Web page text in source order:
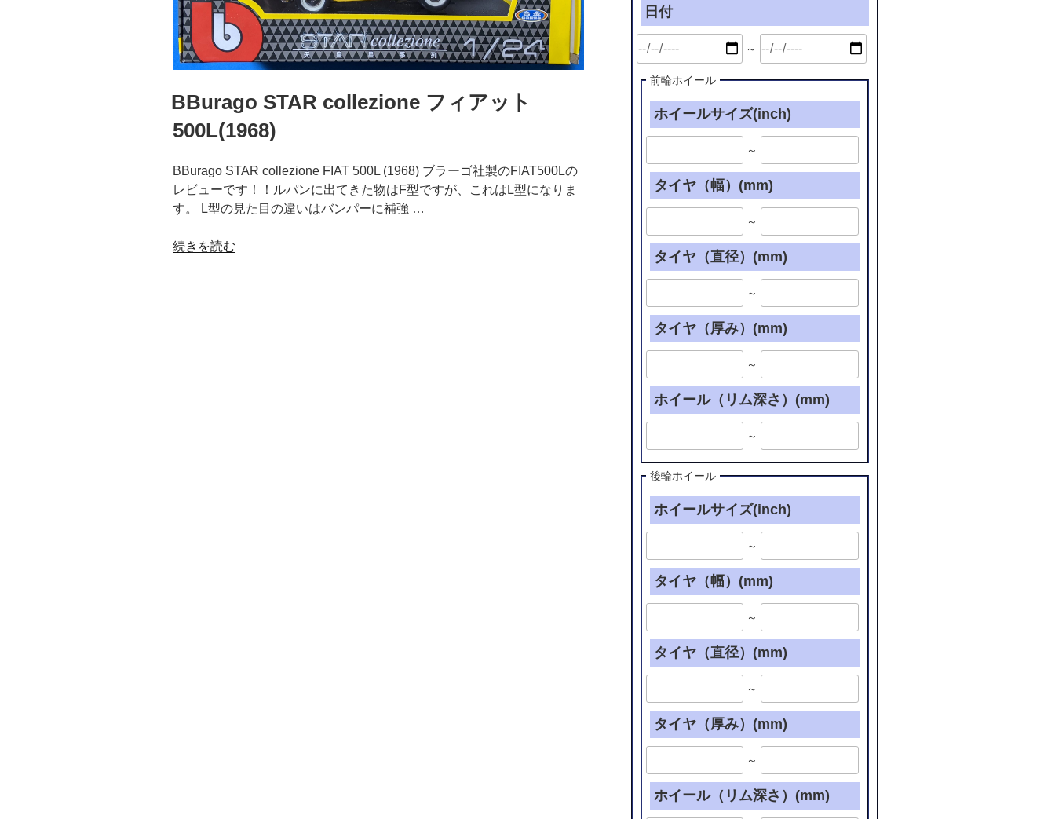
BBurago STAR collezione フィアット
500L(1968)
BBurago STAR collezione FIAT 500L (1968) ブラーゴ社製のFIAT500Lの
レビューです！！ルパンに出てきた物はF型ですが、これはL型になりま
す。 L型の見た目の違いはバンパーに補強 …
“BBurago
続きを読む
日付
～
前輪ホイール
ホイールサイズ(inch)
～
タイヤ（幅）(mm)
～
タイヤ（直径）(mm)
～
タイヤ（厚み）(mm)
～
ホイール（リム深さ）(mm)
～
後輪ホイール
ホイールサイズ(inch)
～
タイヤ（幅）(mm)
～
タイヤ（直径）(mm)
～
タイヤ（厚み）(mm)
～
ホイール（リム深さ）(mm)